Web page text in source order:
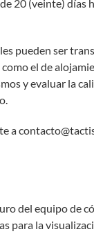
20 (veinte)
pueden ser
el de
y evaluar la
a
del equipo de
la